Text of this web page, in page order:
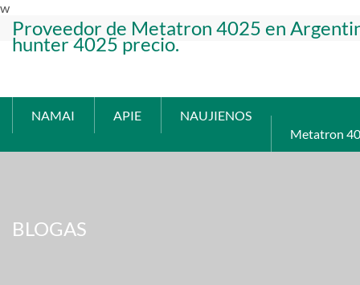
w
Proveedor de Metatron 4025 en
hunter 4025 precio.
NAMAI
APIE
NAUJIENOS
Metatron
BLOGAS